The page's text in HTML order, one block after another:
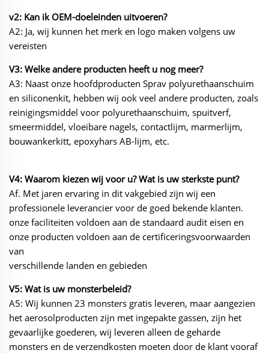
v2: Kan ik OEM-doeleinden uitvoeren?
A2: Ja, wij kunnen het merk en logo maken volgens uw
vereisten
V3: Welke andere producten heeft u nog meer?
A3: Naast onze hoofdproducten Sprav polyurethaanschuim
en siliconenkit, hebben wij ook veel andere producten, zoals
reinigingsmiddel voor polyurethaanschuim, spuitverf,
smeermiddel, vloeibare nagels, contactlijm, marmerlijm,
bouwankerkitt, epoxyhars AB-lijm, etc.
V4: Waarom kiezen wij voor u? Wat is uw sterkste punt?
Af. Met jaren ervaring in dit vakgebied zijn wij een
professionele leverancier voor de goed bekende klanten.
onze faciliteiten voldoen aan de standaard audit eisen en
onze producten voldoen aan de certificeringsvoorwaarden
van
verschillende landen en gebieden
V5: Wat is uw monsterbeleid?
A5: Wij kunnen 23 monsters gratis leveren, maar aangezien
het aerosolproducten zijn met ingepakte gassen, zijn het
gevaarlijke goederen, wij leveren alleen de geharde
monsters en de verzendkosten moeten door de klant vooraf